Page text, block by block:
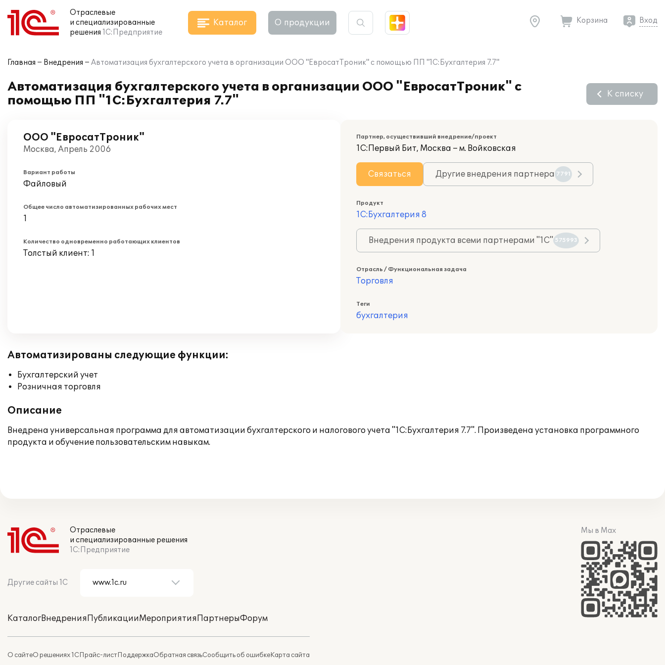
Отраслевые
и специализированные
решения 1С:Предприятие
Каталог О продукции Корзина Вход
Главная Внедрения Автоматизация бухгалтерского учета в организации ООО "ЕвросатТроник" с помощью ПП "1С:Бухгалтерия 7.7"
Автоматизация бухгалтерского учета в организации ООО "ЕвросатТроник" с
помощью ПП "1С:Бухгалтерия 7.7"
К списку
ООО "ЕвросатТроник"
Москва, Апрель 2006
Вариант работы
Файловый
Общее число автоматизированных рабочих мест
1
Количество одновременно работающих клиентов
Толстый клиент: 1
Партнер, осуществивший внедрение/проект
1С:Первый Бит, Москва – м. Войковская
Связаться Другие внедрения партнера 7791
Продукт
1С:Бухгалтерия 8
Внедрения продукта всеми партнерами "1С" 575993
Отрасль / Функциональная задача
Торговля
Теги
бухгалтерия
Автоматизированы следующие функции:
Бухгалтерский учет
Розничная торговля
Описание
Внедрена универсальная программа для автоматизации бухгалтерского и налогового учета "1С:Бухгалтерия 7.7". Произведена установка программного
продукта и обучение пользовательским навыкам.
Отраслевые
и специализированные решения
1С:Предприятие
Другие сайты 1С
КаталогВнедренияПубликацииМероприятияПартнерыФорум
О сайтеО решениях 1СПрайс-листПоддержкаОбратная связьСообщить об ошибкеКарта сайта
Мы в Max